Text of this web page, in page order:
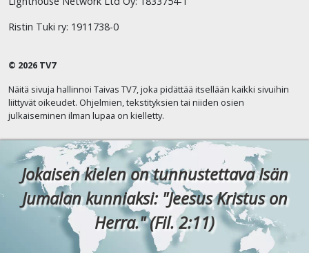
Ristin Tuki ry: 1911738-0
© 2026 TV7
Näitä sivuja hallinnoi Taivas TV7, joka pidättää itsellään kaikki sivuihin
liittyvät oikeudet. Ohjelmien, tekstityksien tai niiden osien
julkaiseminen ilman lupaa on kielletty.
Jokaisen kielen on tunnustettava Isän
Jumalan kunniaksi: "Jeesus Kristus on
Herra." (Fil. 2:11)